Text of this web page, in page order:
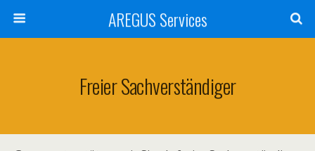
AREGUS Services
Freier Sachverständiger